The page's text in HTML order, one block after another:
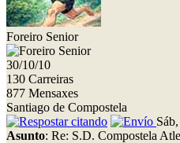
Foreiro Senior
30/10/10
130 Carreiras
877 Mensaxes
Santiago de Compostela
Asunto: Re: S.D. Compostela